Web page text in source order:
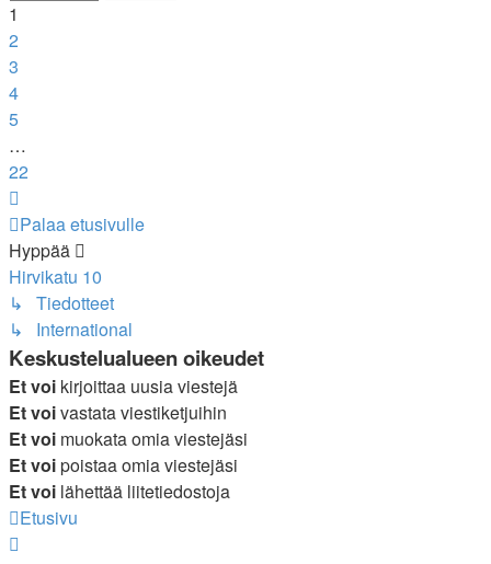
1
2
3
4
5
…
22
Palaa etusivulle
Hyppää
Hirvikatu 10
↳ Tiedotteet
↳ International
Keskustelualueen oikeudet
Et voi kirjoittaa uusia viestejä
Et voivastata viestiketjuihin
Et voi muokata omia viestejäsi
Et voipoistaa omia viestejäsi
Et voi lähettää liitetiedostoja
Etusivu